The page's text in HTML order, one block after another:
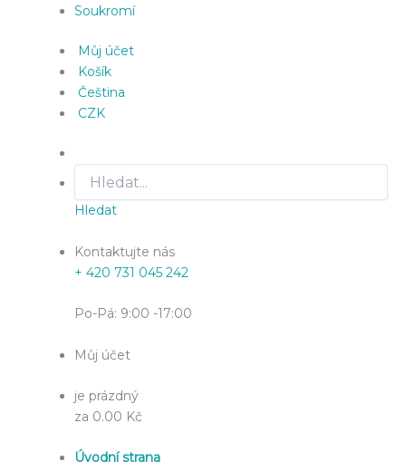
Soukromí
Můj účet
Košík
Čeština
CZK
Hledat
Kontaktujte nás
+ 420 731 045 242
Po-Pá: 9:00 -17:00
Můj účet
je prázdný
za 0.00 Kč
Úvodní strana